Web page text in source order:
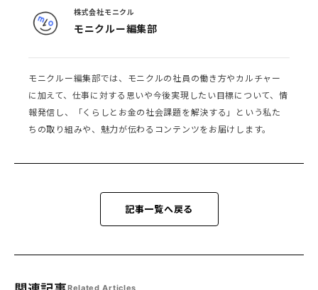
株式会社モニクル
モニクルー編集部
モニクルー編集部では、モニクルの社員の働き方やカルチャー
に加えて、仕事に対する思いや今後実現したい目標について、情
報発信し、「くらしとお金の社会課題を解決する」という私た
ちの取り組みや、魅力が伝わるコンテンツをお届けします。
記事一覧へ戻る
Related Articles